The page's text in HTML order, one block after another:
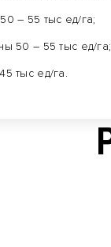
– 55 тыс ед/га;
50 – 55 тыс ед/га;
тыс ед/га.